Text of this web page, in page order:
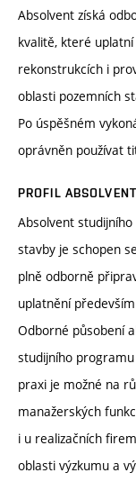
Absolvent získá
kvalitě, které
rekonstrukcích i
oblasti pozemních
Po úspěšném
oprávněn používat
PROFIL
Absolvent
stavby je schopen
plně odborně
uplatnění
Odborné působení
studijního
praxi je možné na
manažerských
i u realizačních
oblasti výzkumu a